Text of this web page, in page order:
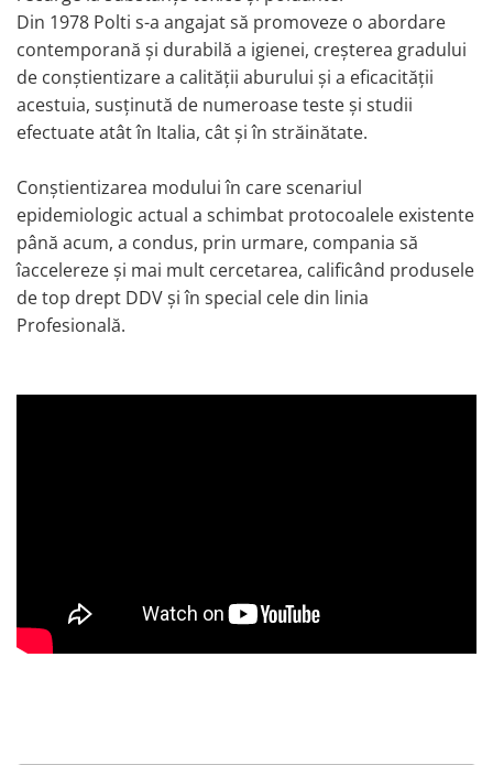
Din 1978 Polti s-a angajat să promoveze o abordare
contemporană și durabilă a igienei, creșterea gradului
de conștientizare a calității aburului și a eficacității
acestuia, susținută de numeroase teste și studii
efectuate atât în ​​Italia, cât și în străinătate.
Conștientizarea modului în care scenariul
epidemiologic actual a schimbat protocoalele existente
până acum, a condus, prin urmare, compania să
îaccelereze și mai mult cercetarea, calificând produsele
de top drept DDV și în special cele din linia
Profesională.